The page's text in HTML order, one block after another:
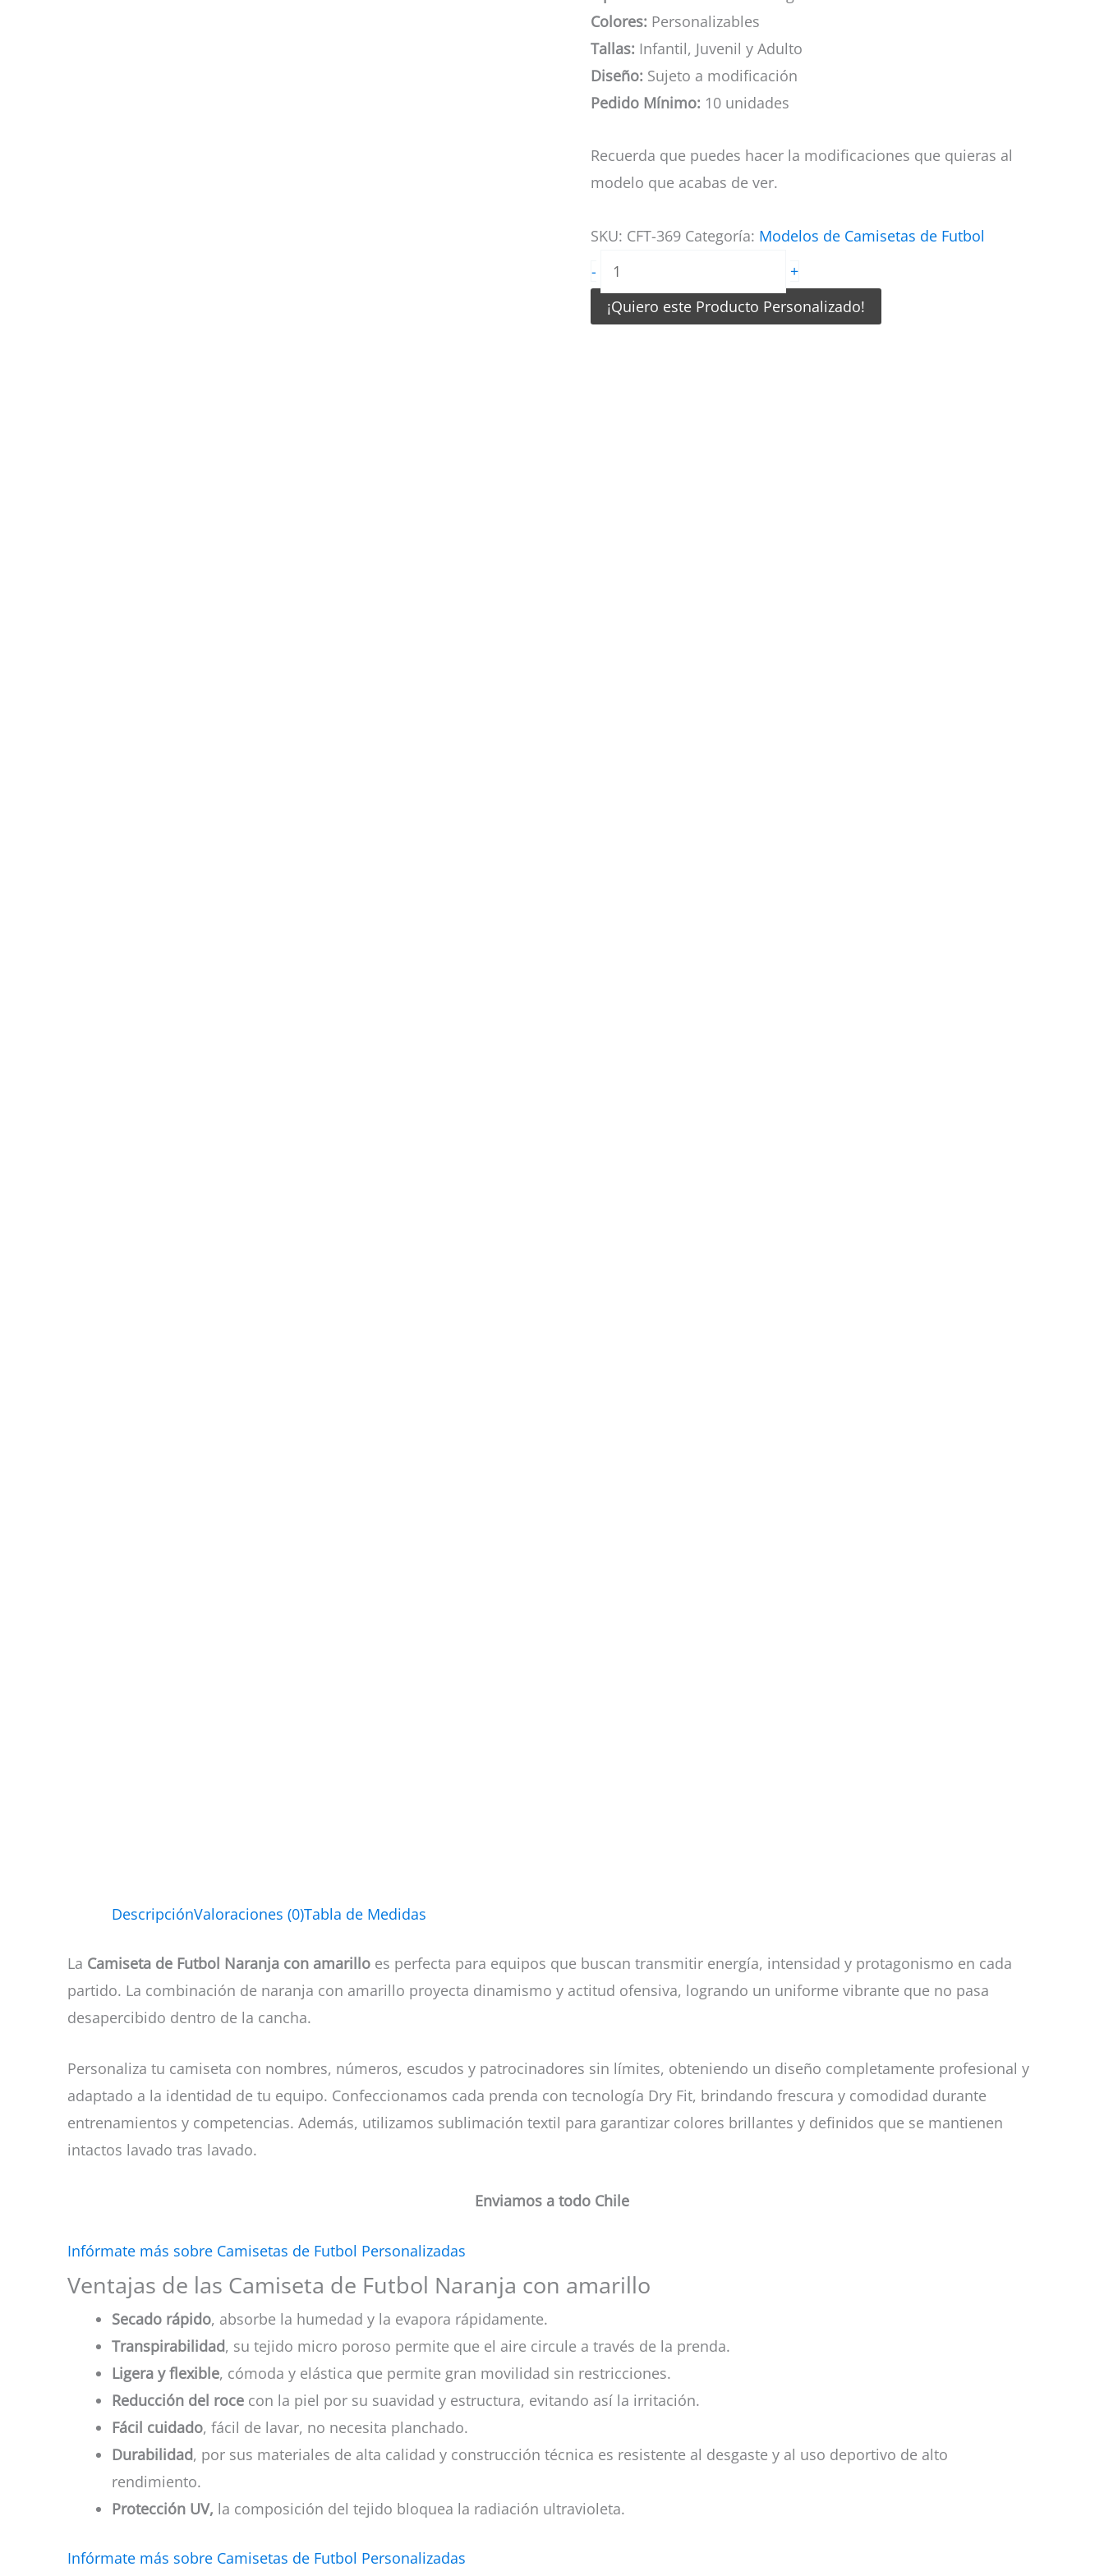
Colores: Personalizables
Tallas: Infantil, Juvenil y Adulto
Diseño: Sujeto a modificación
Pedido Mínimo: 10 unidades
Recuerda que puedes hacer la modificaciones que quieras al
modelo que acabas de ver.
SKU: CFT-369 Categoría: Modelos de Camisetas de Futbol
-
Camiseta
de
Futbol
+
¡Quiero este Producto Personalizado!
DescripciónValoraciones (0)Tabla de Medidas
La Camiseta de Futbol Naranja con amarillo es perfecta para equipos que buscan transmitir energía, intensidad y protagonismo en cada
partido. La combinación de naranja con amarillo proyecta dinamismo y actitud ofensiva, logrando un uniforme vibrante que no pasa
desapercibido dentro de la cancha.
Personaliza tu camiseta con nombres, números, escudos y patrocinadores sin límites, obteniendo un diseño completamente profesional y
adaptado a la identidad de tu equipo. Confeccionamos cada prenda con tecnología Dry Fit, brindando frescura y comodidad durante
entrenamientos y competencias. Además, utilizamos sublimación textil para garantizar colores brillantes y definidos que se mantienen
intactos lavado tras lavado.
Enviamos a todo Chile
Infórmate más sobre Camisetas de Futbol Personalizadas
Ventajas de las Camiseta de Futbol Naranja con amarillo
Secado rápido, absorbe la humedad y la evapora rápidamente.
Transpirabilidad, su tejido micro poroso permite que el aire circule a través de la prenda.
Ligera y flexible, cómoda y elástica que permite gran movilidad sin restricciones.
Reducción del roce con la piel por su suavidad y estructura, evitando así la irritación.
Fácil cuidado, fácil de lavar, no necesita planchado.
Durabilidad, por sus materiales de alta calidad y construcción técnica es resistente al desgaste y al uso deportivo de alto
rendimiento.
Protección UV, la composición del tejido bloquea la radiación ultravioleta.
Infórmate más sobre Camisetas de Futbol Personalizadas